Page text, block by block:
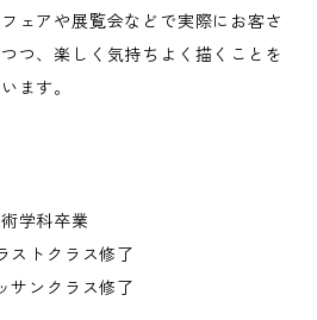
ェアや展覧会などで実際にお客さ
つ、楽しく気持ちよく描くことを
ます。
学科卒業
トクラス修了
ンクラス修了